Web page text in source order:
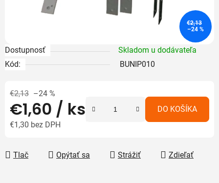
Dostupnosť
Skladom u dodávateľa
Kód:
BUNIP010
€2,13 –24 %
€1,60 / ks
€1,30 bez DPH
DO KOŠÍKA
Tlač Opýtať sa Strážiť Zdieľať
€2,13
–24 %